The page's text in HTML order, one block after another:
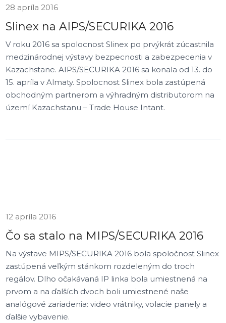
28 apríla 2016
Slinex na AIPS/SECURIKA 2016
V roku 2016 sa spolocnost Slinex po prvýkrát zúcastnila
medzinárodnej výstavy bezpecnosti a zabezpecenia v
Kazachstane. AIPS/SECURIKA 2016 sa konala od 13. do
15. apríla v Almaty. Spolocnost Slinex bola zastúpená
obchodným partnerom a výhradným distributorom na
území Kazachstanu – Trade House Intant.
12 apríla 2016
Čo sa stalo na MIPS/SECURIKA 2016
Na výstave MIPS/SECURIKA 2016 bola spoločnosť Slinex
zastúpená veľkým stánkom rozdeleným do troch
regálov. Dlho očakávaná IP linka bola umiestnená na
prvom a na ďalších dvoch boli umiestnené naše
analógové zariadenia: video vrátniky, volacie panely a
ďalšie vybavenie.